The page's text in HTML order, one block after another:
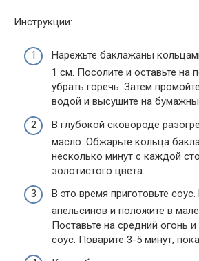
Инструкции:
Нарежьте баклажаны
1 см. Посолите и оставьте на
убрать горечь. Затем
водой и высушите на
В глубокой сковороде
масло. Обжарьте кольца
несколько минут с каждой
золотистого цвета.
В это время приготовьте
апельсинов и положите в
Поставьте на средний огонь
соус. Поварите 3-5 минут,